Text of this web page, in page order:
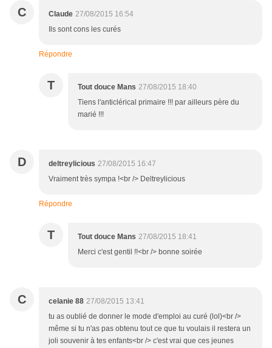
C Claude 27/08/2015 16:54
Ils sont cons les curés
Répondre
T Tout douce Mans 27/08/2015 18:40
Tiens l'anticlérical primaire !!! par ailleurs père du
marié !!!
D deltreylicious 27/08/2015 16:47
Vraiment très sympa !<br /> Deltreylicious
Répondre
T Tout douce Mans 27/08/2015 18:41
Merci c'est gentil !!<br /> bonne soirée
C celanie 88 27/08/2015 13:41
tu as oublié de donner le mode d'emploi au curé (lol)<br />
même si tu n'as pas obtenu tout ce que tu voulais il restera un
joli souvenir à tes enfants<br /> c'est vrai que ces jeunes